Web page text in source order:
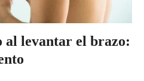
al levantar el brazo: